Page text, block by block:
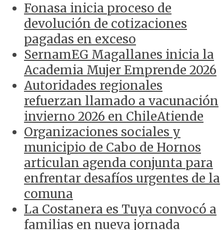
Fonasa inicia proceso de
devolución de cotizaciones
pagadas en exceso
SernamEG Magallanes inicia la
Academia Mujer Emprende 2026
Autoridades regionales
refuerzan llamado a vacunación
invierno 2026 en ChileAtiende
Organizaciones sociales y
municipio de Cabo de Hornos
articulan agenda conjunta para
enfrentar desafíos urgentes de la
comuna
La Costanera es Tuya convocó a
familias en nueva jornada